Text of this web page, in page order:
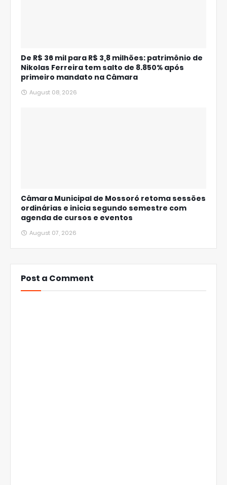
De R$ 36 mil para R$ 3,8 milhões: patrimônio de
Nikolas Ferreira tem salto de 8.850% após
primeiro mandato na Câmara
August 08, 2026
Câmara Municipal de Mossoró retoma sessões
ordinárias e inicia segundo semestre com
agenda de cursos e eventos
August 07, 2026
Post a Comment